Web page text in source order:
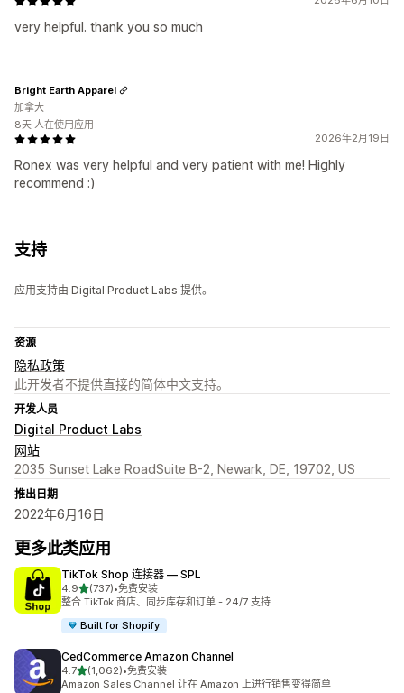
very helpful. thank you so much
2026年2月19日
Ronex was very helpful and very patient with me! Highly
recommend :)
Bright Earth Apparel
加拿大
8天 人在使用应用
支持
应用支持由 Digital Product Labs 提供。
资源
隐私政策
此开发者不提供直接的简体中文支持。
开发人员
Digital Product Labs
网站
2035 Sunset Lake RoadSuite B-2, Newark, DE, 19702, US
推出日期
2022年6月16日
更多此类应用
TikTok Shop 连接器 — SPL
4.9星（满分 5 星）
(737)
总共 737 条评论
•免费安装
整合 TikTok 商店、同步库存和订单 - 24/7 支持
Built for Shopify
CedCommerce Amazon Channel
4.7星（满分 5 星）
(1,062)
总共 1062 条评论
•免费安装
Amazon Sales Channel 让在 Amazon 上进行销售变得简单